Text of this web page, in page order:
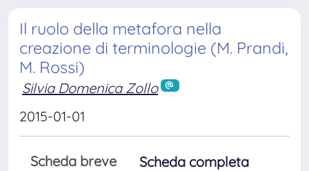
Il ruolo della metafora nella
creazione di terminologie (M. Prandi,
M. Rossi)
Silvia Domenica Zollo
2015-01-01
Scheda breve
Scheda completa